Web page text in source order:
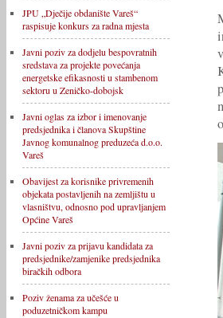
JPU „Dječije obdanište Vareš“
raspisuje konkurs za radna mjesta
Javni poziv za dodjelu bespovratnih
sredstava za projekte povećanja
energetske efikasnosti u stambenom
sektoru u Zeničko-dobojsk
Javni oglas za izbor i imenovanje
predsjednika i članova Skupštine
Javnog komunalnog preduzeća d.o.o.
Vareš
Obavijest za korisnike privremenih
objekata postavljenih na zemljištu u
vlasništvu, odnosno pod upravljanjem
Općine Vareš
Javni poziv za prijavu kandidata za
predsjednike/zamjenike predsjednika
biračkih odbora
Poziv ženama za učešće u
poduzetničkom kampu